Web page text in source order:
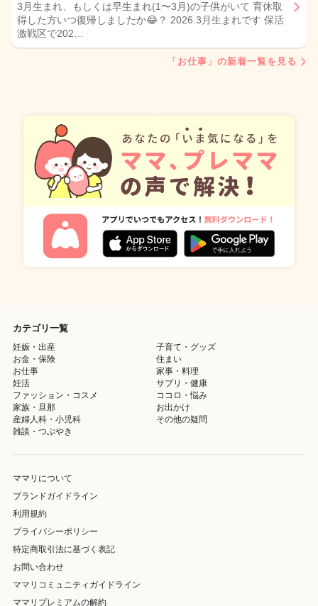
3月生まれ、もしくは早生まれ(1〜3月)の子供がいて 育休取
得した方いつ復帰しましたか😂？ 2026.3月生まれです 保活
激戦区で202…
「お仕事」の新着一覧を見る
カテゴリ一覧
妊娠・出産
子育て・グッズ
お金・保険
住まい
お仕事
家事・料理
妊活
サプリ・健康
ファッション・コスメ
ココロ・悩み
家族・旦那
お出かけ
産婦人科・小児科
その他の疑問
雑談・つぶやき
ママリについて
ブランドガイドライン
利用規約
プライバシーポリシー
特定商取引法に基づく表記
お問い合わせ
ママリコミュニティガイドライン
ママリプレミアムの解約